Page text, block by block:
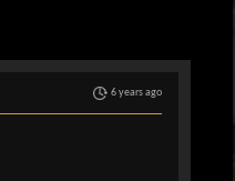
6 years ago